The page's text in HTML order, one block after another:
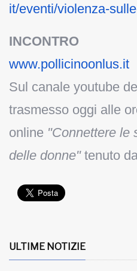
it/eventi/violenza-
INCONTRO
www.pollicinoonlus.it
Sul canale youtube
trasmesso oggi alle
online "Connettere le
delle donne"tenuto
ULTIME NOTIZIE